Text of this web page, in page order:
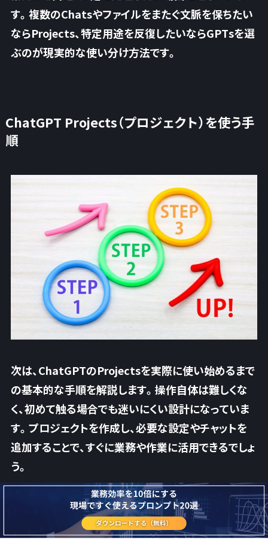
す。複数のChatsやファイルをまたぐ文脈を保ちたい
ならProjects、特定用途を反復したいならGPTsを選
ぶのが現実的な使い分け方法です。
ChatGPT Projects（プロジェクト）を使う手
順
次は、ChatGPTのProjectsを実際に使い始めるまで
の基本的な手順を解説します。操作自体は難しくな
く、初めて触る場合でも迷いにくい設計になっていま
す。プロジェクトを作成し、必要な設定やチャットを
追加することで、すぐに業務や作業に活用できるでしょ
う。
ChatGPT Projectsを使う手順